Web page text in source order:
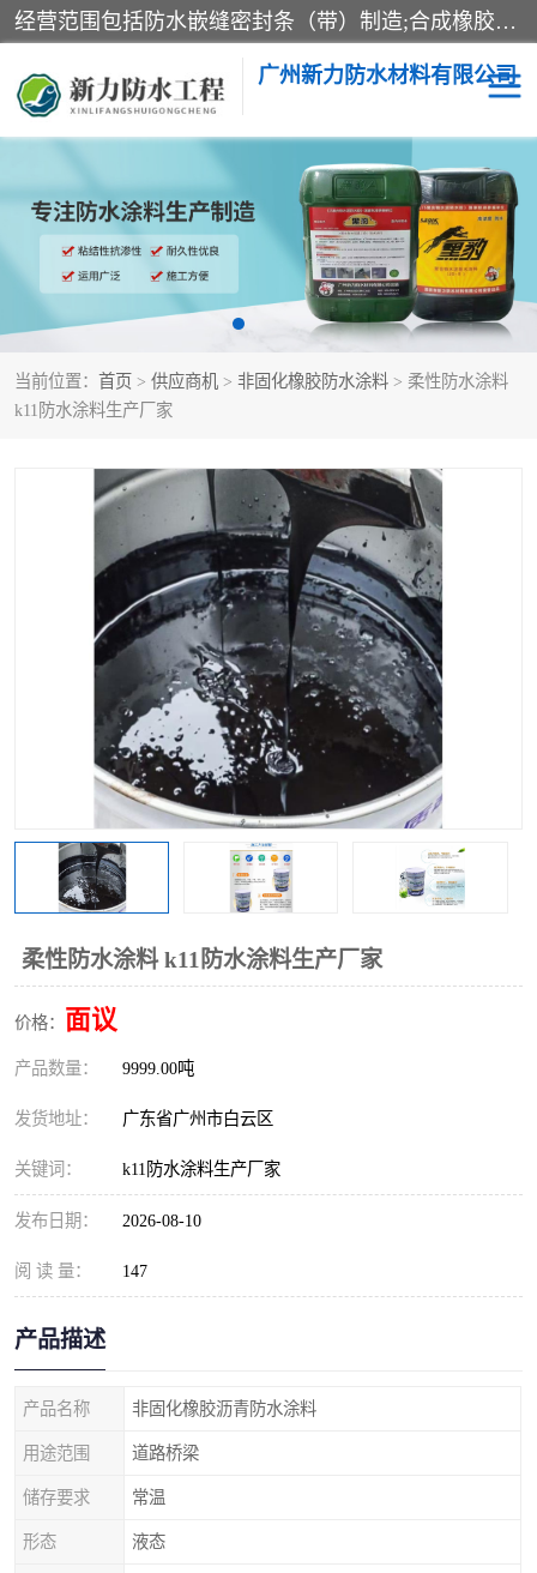
经营范围包括防水嵌缝密封条（带）制造;合成橡胶制造（监控化学品、危险化学品除外）;沥青混合物制造;防水胶粘带制造;其他合成材料制造（监控化学品、危险化学品除外）;涂料制造（监控化学品、危险化学品除外）;建筑结构防水补漏;防水建筑材料制造;粘合剂制造（监控化学品、危险化学品除外）;涂料零售;广州新力防水材料有限公司具有1处分支机构。
广州新力防水材料有限公司
当前位置： 首页 > 供应商机 > 非固化橡胶防水涂料 > 柔性防水涂料
k11防水涂料生产厂家
柔性防水涂料 k11防水涂料生产厂家
价格： 面议
产品数量： 9999.00吨
发货地址： 广东省广州市白云区
关键词： k11防水涂料生产厂家
发布日期： 2026-08-10
阅 读 量： 147
产品描述
产品名称 非固化橡胶沥青防水涂料
用途范围 道路桥梁
储存要求 常温
形态 液态
黑豹防水胶 建筑108胶水
乳化沥青防水涂料 自粘卷材
非固化橡胶防水涂料